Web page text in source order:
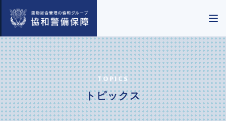
TOPICS
トピックス